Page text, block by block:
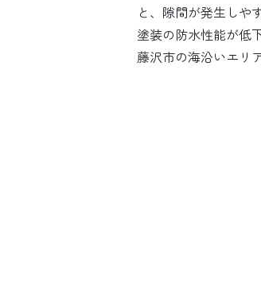
と、隙間が発生しや
塗装の防水性能が低
藤沢市の海沿いエリ